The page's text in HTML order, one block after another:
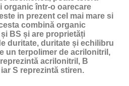
organic într-o oarecare
in prezent cel mai mare si
combină organic
BS și are proprietăți
duritate, duritate și echilibru
un terpolimer de acrilonitril,
acrilonitril, B
S reprezintă stiren.